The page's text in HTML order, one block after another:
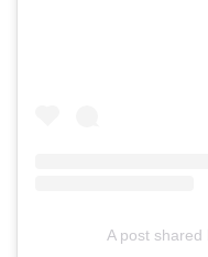
A post shared